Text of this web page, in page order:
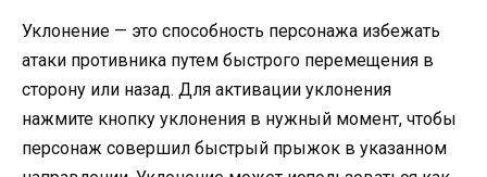
Уклонение — это способность персонажа избежать
атаки противника путем быстрого перемещения в
сторону или назад. Для активации уклонения
нажмите кнопку уклонения в нужный момент, чтобы
персонаж совершил быстрый прыжок в указанном